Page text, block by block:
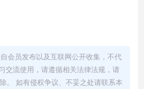
会员发布以及互联网公开收集，不代
交流使用，请遵循相关法律法规，请
。 如有侵权争议、不妥之处请联系本